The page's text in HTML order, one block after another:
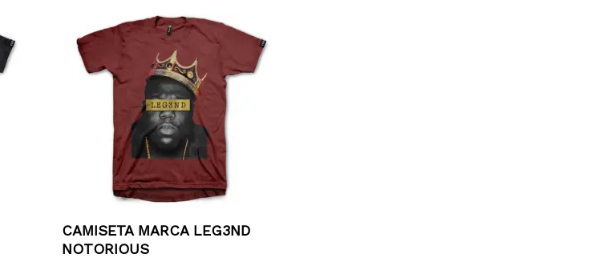
CAMISETA MARCA LEG3ND
NOTORIOUS